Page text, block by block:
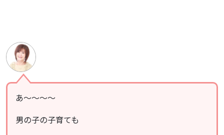
あ〜〜〜〜
男の子の子育ても